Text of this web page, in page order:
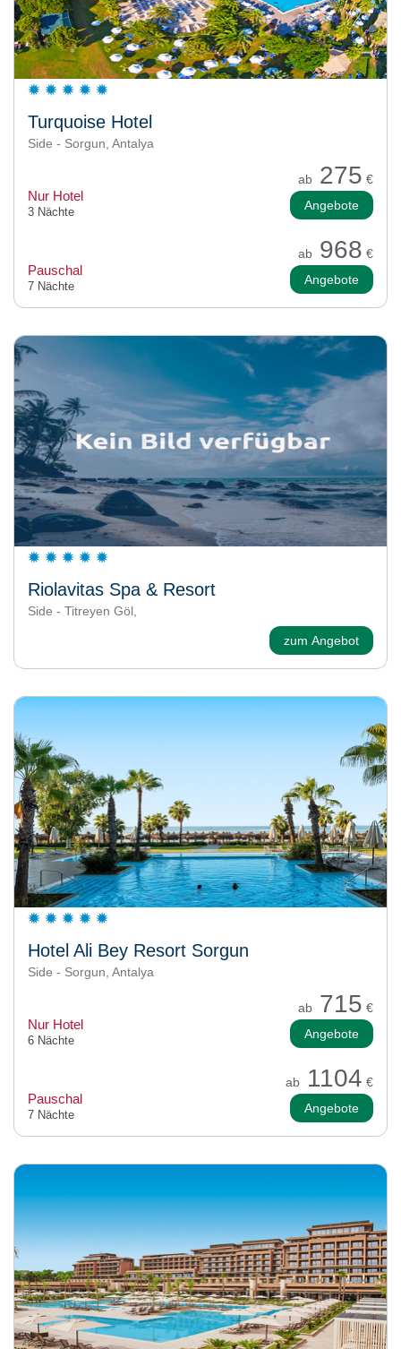
Turquoise Hotel
Side - Sorgun, Antalya
ab 275 €
Nur Hotel
3 Nächte Angebote
ab 968 €
Pauschal
7 Nächte Angebote
Riolavitas Spa & Resort
Side - Titreyen Göl,
zum Angebot
Hotel Ali Bey Resort Sorgun
Side - Sorgun, Antalya
ab 715 €
Nur Hotel
6 Nächte Angebote
ab 1104 €
Pauschal
7 Nächte Angebote